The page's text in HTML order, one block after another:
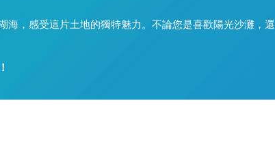
，感受這片土地的獨特魅力。不論您是喜歡陽光沙灘，還